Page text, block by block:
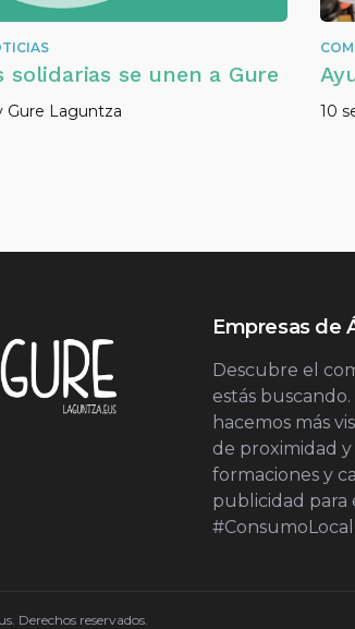
solidarias se unen a Gure
Gure Laguntza 10
Empresas de
Descubre el
estás buscando.
hacemos más
de proximidad
formaciones y
publicidad para
#ConsumoLocal.
Derechos reservados.